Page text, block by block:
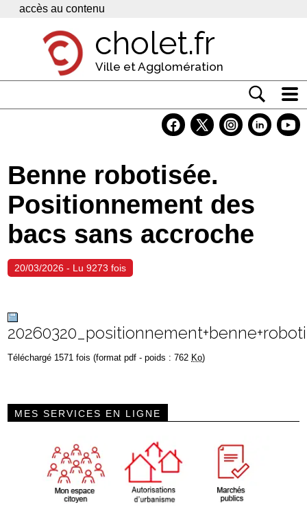
Panneau de gestion des cookies
accès au contenu
cholet.fr
Ville et Agglomération
Economie
Services
Contacts
Benne robotisée.
Positionnement des
bacs sans accroche
20/03/2026 - Lu 9273 fois
Téléchargé 1571 fois (format pdf - poids : 762 Ko)
MES SERVICES EN LIGNE